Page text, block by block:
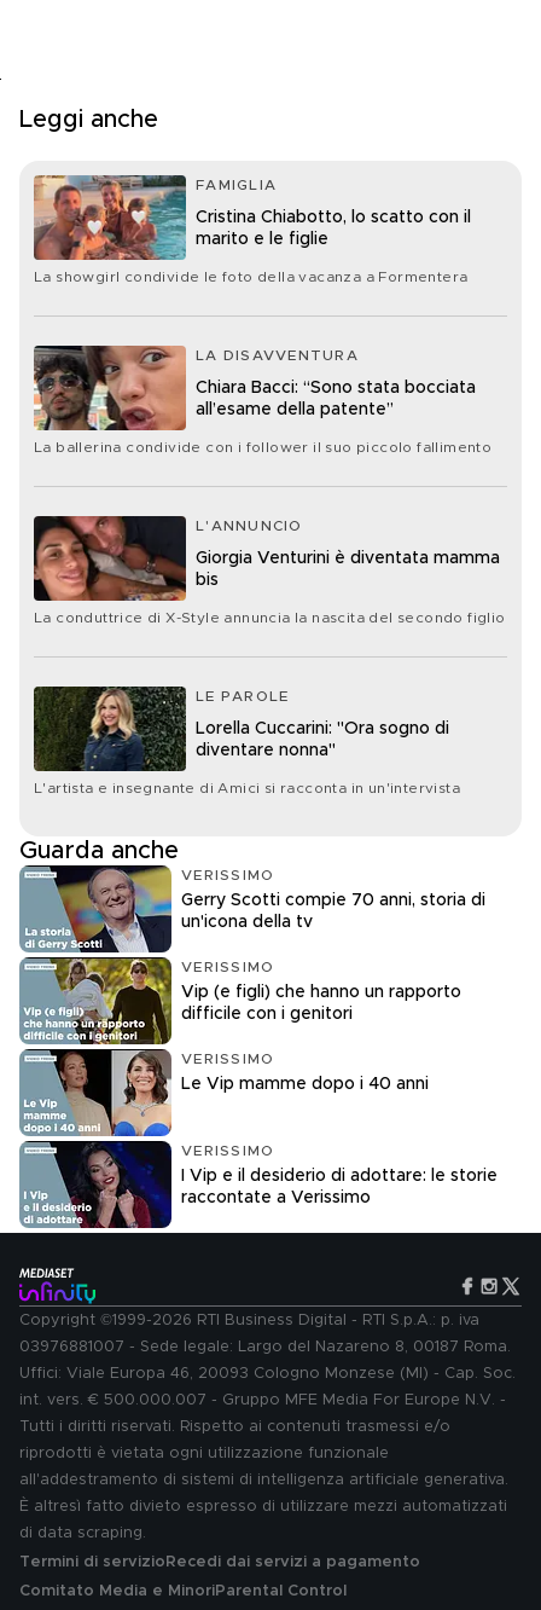
Leggi anche
FAMIGLIA
Cristina Chiabotto, lo scatto con il
marito e le figlie
La showgirl condivide le foto della vacanza a Formentera
LA DISAVVENTURA
Chiara Bacci: “Sono stata bocciata
all’esame della patente”
La ballerina condivide con i follower il suo piccolo fallimento
L'ANNUNCIO
Giorgia Venturini è diventata mamma
bis
La conduttrice di X-Style annuncia la nascita del secondo figlio
LE PAROLE
Lorella Cuccarini: "Ora sogno di
diventare nonna"
L'artista e insegnante di Amici si racconta in un'intervista
Guarda anche
VERISSIMO
Gerry Scotti compie 70 anni, storia di
un'icona della tv
VERISSIMO
Vip (e figli) che hanno un rapporto
difficile con i genitori
VERISSIMO
Le Vip mamme dopo i 40 anni
VERISSIMO
I Vip e il desiderio di adottare: le storie
raccontate a Verissimo
Copyright ©1999-2026 RTI Business Digital - RTI S.p.A.: p. iva
03976881007 - Sede legale: Largo del Nazareno 8, 00187 Roma.
Uffici: Viale Europa 46, 20093 Cologno Monzese (MI) - Cap. Soc.
int. vers. € 500.000.007 - Gruppo MFE Media For Europe N.V. -
Tutti i diritti riservati. Rispetto ai contenuti trasmessi e/o
riprodotti è vietata ogni utilizzazione funzionale
all'addestramento di sistemi di intelligenza artificiale generativa.
È altresì fatto divieto espresso di utilizzare mezzi automatizzati
di data scraping.
Termini di servizio Recedi dai servizi a pagamento
Comitato Media e MinoriParental Control